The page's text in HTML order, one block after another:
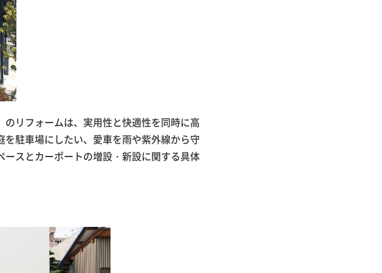
リフォームは、実用性と快適性を同時に高
駐車場にしたい、愛車を雨や紫外線から守
スとカーポートの増設・新設に関する具体